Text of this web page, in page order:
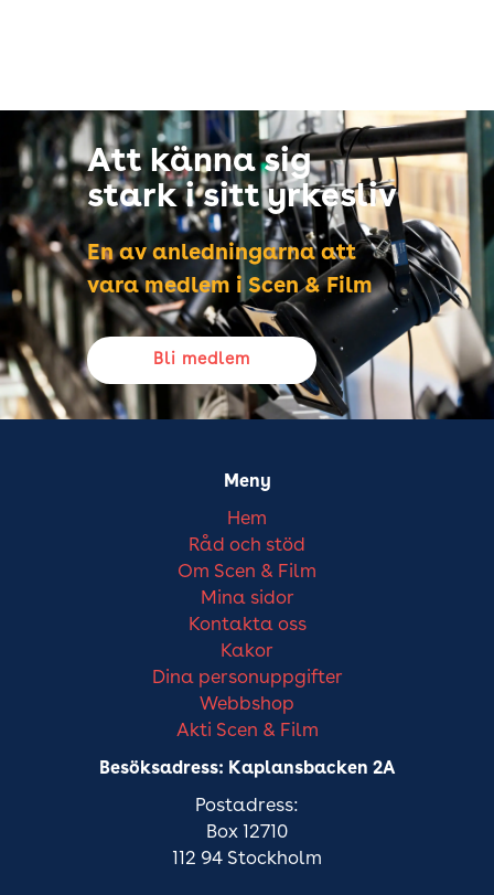
Att känna sig
stark i sitt yrkesliv
En av anledningarna att
vara medlem i Scen & Film
Bli medlem
Meny
Hem
Råd och stöd
Om Scen & Film
Mina sidor
Kontakta oss
Kakor
Dina personuppgifter
Webbshop
Akti Scen & Film
Besöksadress: Kaplansbacken 2A
Postadress:
Box 12710
112 94 Stockholm